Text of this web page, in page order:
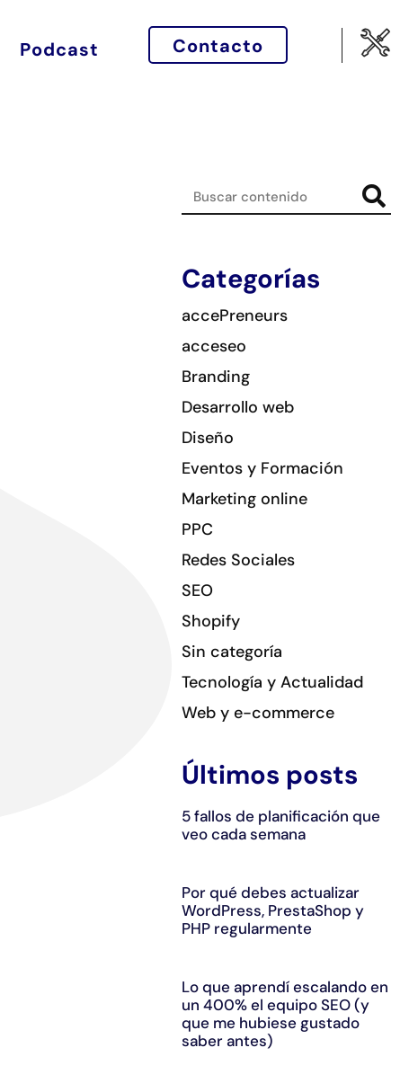
Podcast Contacto
Categorías
accePreneurs
acceseo
Branding
Desarrollo web
Diseño
Eventos y Formación
Marketing online
PPC
Redes Sociales
SEO
Shopify
Sin categoría
Tecnología y Actualidad
Web y e-commerce
Últimos posts
5 fallos de planificación que
veo cada semana
Por qué debes actualizar
WordPress, PrestaShop y
PHP regularmente
Lo que aprendí escalando en
un 400% el equipo SEO (y
que me hubiese gustado
saber antes)